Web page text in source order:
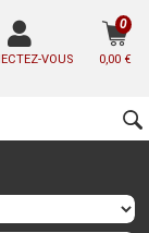
VOUS 0,00 €
0